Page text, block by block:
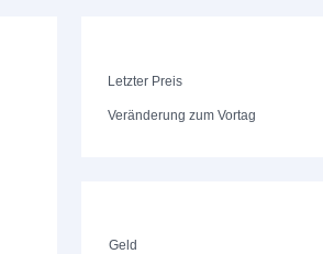
Letzter Preis
Veränderung zum Vortag
Geld